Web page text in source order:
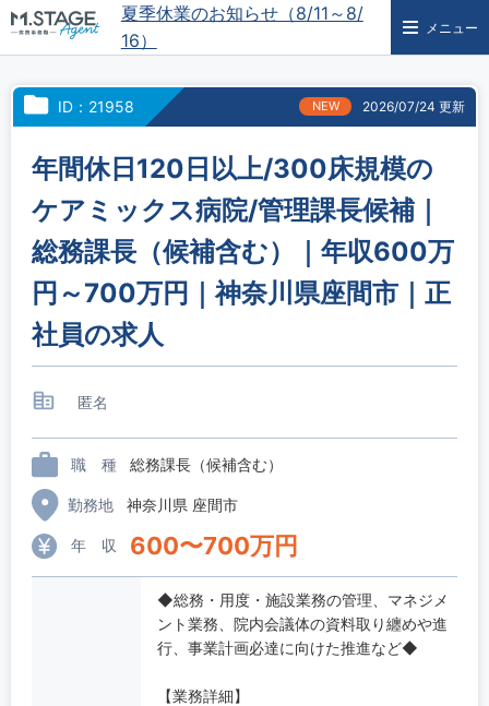
夏季休業のお知らせ（8/11～8/
16）
メニュー
ID：21958 NEW 2026/07/24 更新
年間休日120日以上/300床規模の
ケアミックス病院/管理課長候補｜
総務課長（候補含む）｜年収600万
円～700万円｜神奈川県座間市｜正
社員の求人
匿名
職 種 総務課長（候補含む）
勤務地 神奈川県 座間市
年 収 600〜700万円
◆総務・用度・施設業務の管理、マネジメ
ント業務、院内会議体の資料取り纏めや進
行、事業計画必達に向けた推進など◆
【業務詳細】